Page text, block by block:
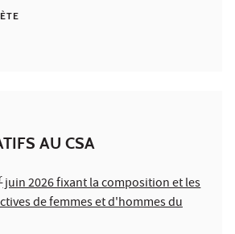
AU CSA
juin 2026 fixant la composition et les
de femmes et d'hommes du